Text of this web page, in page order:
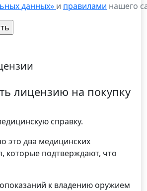
данных» и правилами нашего
лицензию на покупку
справку.
это два медицинских
которые подтверждают, что
к владению оружием